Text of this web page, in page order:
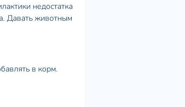
недостатка
Давать животным
в корм.